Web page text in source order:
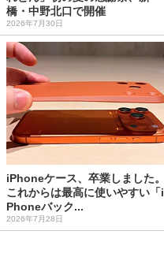
橋・中野北口で開催
2026年7月30日
iPhoneケース、卒業しました。
これからは最高に使いやすい「i
Phoneバック...
2026年7月28日